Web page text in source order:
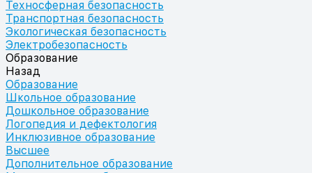
Техносферная безопасность
Транспортная безопасность
Экологическая безопасность
Электробезопасность
Образование
Назад
Образование
Школьное образование
Дошкольное образование
Логопедия и дефектология
Инклюзивное образование
Высшее
Дополнительное образование